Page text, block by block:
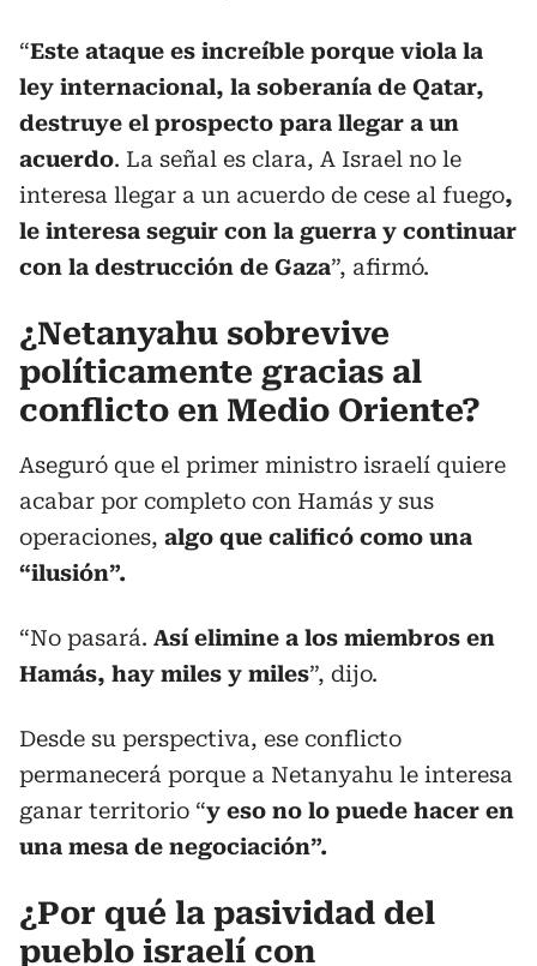
“Este ataque es increíble porque viola la
ley internacional, la soberanía de Qatar,
destruye el prospecto para llegar a un
acuerdo. La señal es clara, A Israel no le
interesa llegar a un acuerdo de cese al fuego,
le interesa seguir con la guerra y continuar
con la destrucción de Gaza”, afirmó.
¿Netanyahu sobrevive
políticamente gracias al
conflicto en Medio Oriente?
Aseguró que el primer ministro israelí quiere
acabar por completo con Hamás y sus
operaciones, algo que calificó como una
“ilusión”.
“No pasará. Así elimine a los miembros en
Hamás, hay miles y miles”, dijo.
Desde su perspectiva, ese conflicto
permanecerá porque a Netanyahu le interesa
ganar territorio “y eso no lo puede hacer en
una mesa de negociación”.
¿Por qué la pasividad del
pueblo israelí con